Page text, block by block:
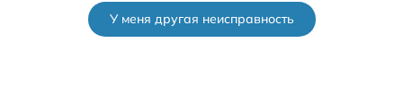
У меня другая неисправность